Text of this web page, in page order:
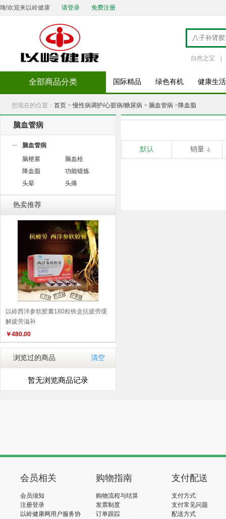
嗨!欢迎来以岭健康 请登录 免费注册
自然之宝
全部商品分类 国际精品 绿色有机 健康生活
您现在的位置： 首页 >慢性病调护/心脏病/糖尿病 > 脑血管病 >降血脂
脑血管病
脑血管病
脑梗塞
脑血栓
降血脂
功能锻炼
头晕
头痛
热卖推荐
以岭西洋参软胶囊180粒铁盒抗疲劳缓
解疲劳滋补
￥480.00
浏览过的商品 清空
暂无浏览商品记录
默认 销量
会员相关
会员须知
注册登录
以岭健康网用户服务协
购物指南
购物流程与结算
发票制度
订单跟踪
支付配送
支付方式
支付常见问题
配送方式